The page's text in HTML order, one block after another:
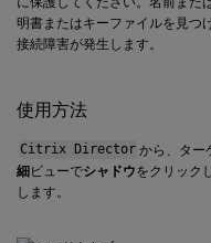
明書またはキーファイルを見つ
接続障害が発生します。
使用方法
Citrix Director から、ター
細ビューでシャドウをクリック
します。